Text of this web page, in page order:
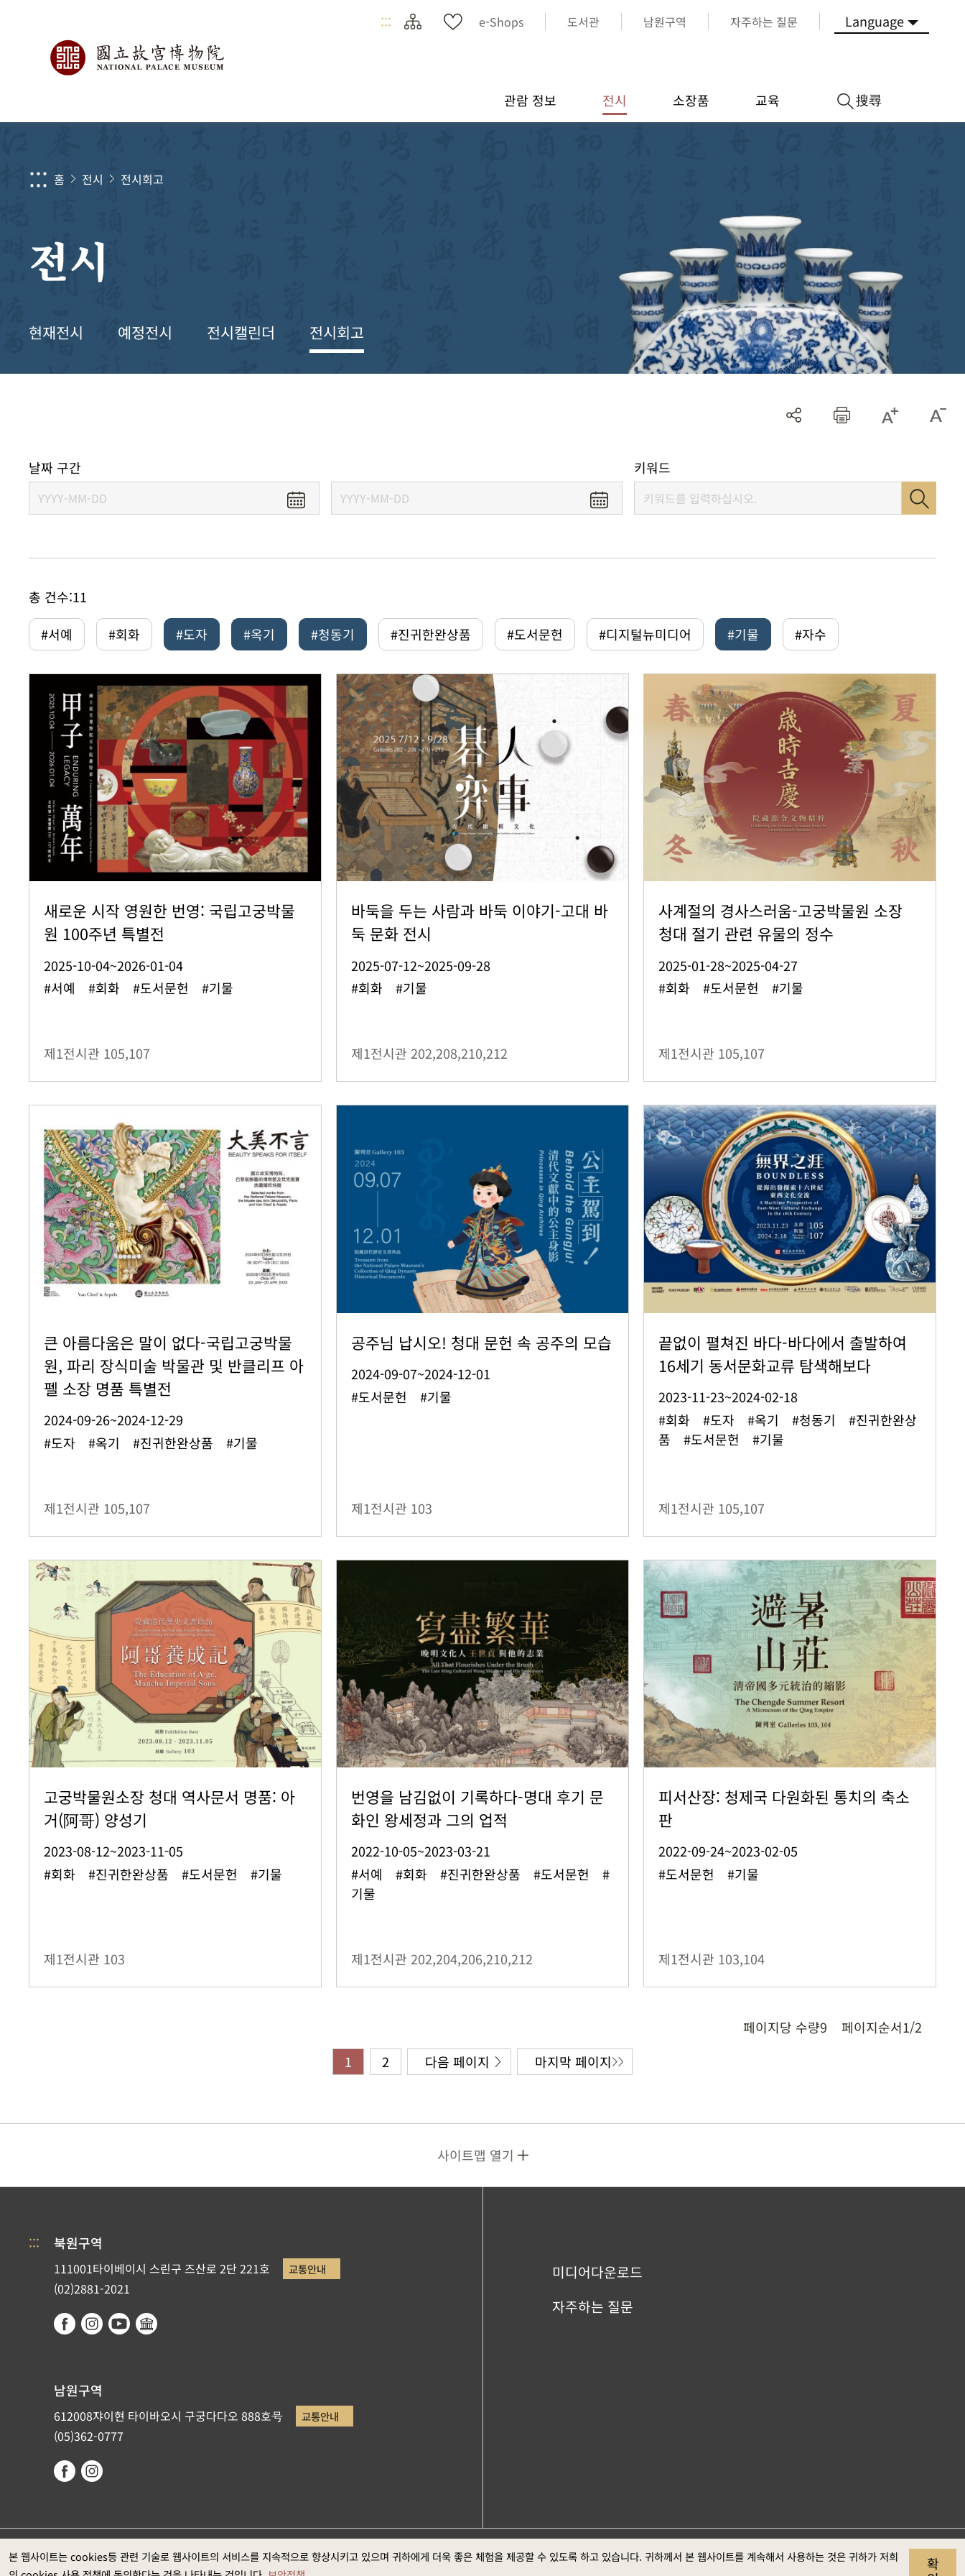
본 웹사이트는 cookies등 관련 기술로 웹사이트의 서비스를 지속적으로 향상시키고 있으며 귀하에게 더욱 좋은 체험을 제공할 수 있도록 하고 있습니다. 귀하께서 본 웹사이트를 계속해서 사용하는 것은 귀하가 저희
확
::: e-Shops 도서관 남원구역 자주하는 질문 Language
관람 정보 전시 소장품 교육 搜尋
::: 홈 전시 전시회고
전시
현재전시 예정전시 전시캘린더 전시회고
날짜 구간 키워드
총 건수:11
#서예
#회화 #도자 #옥기 #청동기 #진귀한완상품 #도서문헌 #디지털뉴미디어 #기물 #자수
새로운 시작 영원한 번영: 국립고궁박물
원 100주년 특별전
2025-10-04~2026-01-04
#서예 #회화 #도서문헌 #기물
제1전시관 105,107
바둑을 두는 사람과 바둑 이야기-고대 바
둑 문화 전시
2025-07-12~2025-09-28
#회화 #기물
제1전시관 202,208,210,212
사계절의 경사스러움-고궁박물원 소장
청대 절기 관련 유물의 정수
2025-01-28~2025-04-27
#회화 #도서문헌 #기물
제1전시관 105,107
큰 아름다움은 말이 없다-국립고궁박물
원, 파리 장식미술 박물관 및 반클리프 아
펠 소장 명품 특별전
2024-09-26~2024-12-29
#도자 #옥기 #진귀한완상품 #기물
제1전시관 105,107
공주님 납시오! 청대 문헌 속 공주의 모습
2024-09-07~2024-12-01
#도서문헌 #기물
제1전시관 103
끝없이 펼쳐진 바다-바다에서 출발하여
16세기 동서문화교류 탐색해보다
2023-11-23~2024-02-18
#회화 #도자 #옥기 #청동기 #진귀한완상
품 #도서문헌 #기물
제1전시관 105,107
고궁박물원소장 청대 역사문서 명품: 아
거(阿哥) 양성기
2023-08-12~2023-11-05
#회화 #진귀한완상품 #도서문헌 #기물
제1전시관 103
번영을 남김없이 기록하다-명대 후기 문
화인 왕세정과 그의 업적
2022-10-05~2023-03-21
#서예 #회화 #진귀한완상품 #도서문헌 #
기물
제1전시관 202,204,206,210,212
피서산장: 청제국 다원화된 통치의 축소
판
2022-09-24~2023-02-05
#도서문헌 #기물
제1전시관 103,104
페이지당 수량9 페이지순서1/2
1
2 다음 페이지 마지막 페이지
사이트맵 열기
::: 북원구역
111001타이베이시 스린구 즈산로 2단 221호 교통안내
(02)2881-2021
남원구역
612008쟈이현 타이바오시 구궁다다오 888호号 교통안내
(05)362-0777
미디어다운로드
자주하는 질문
국립고궁박물원이 저작권을 갖고 있습니다. 권장 웹브라우저: Edge，Google Chrome최신버전 (스크린 최적의 화면 효 정부 웹사이트 자료개
개인정보
보안정
웹접근성